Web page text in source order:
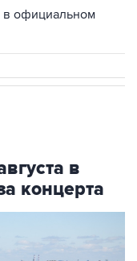
в официальном
в
концерта